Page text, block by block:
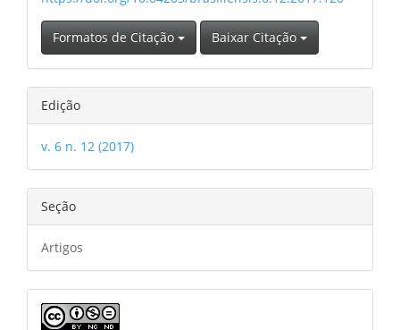
Formatos de Citação Baixar Citação
Edição
v. 6 n. 12 (2017)
Seção
Artigos